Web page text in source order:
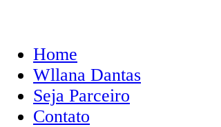
Home
Wllana Dantas
Seja Parceiro
Contato